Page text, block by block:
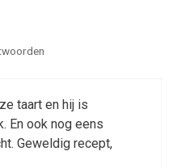
taart en hij is
En ook nog eens
Geweldig recept,